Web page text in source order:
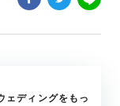
ェディングをもっ